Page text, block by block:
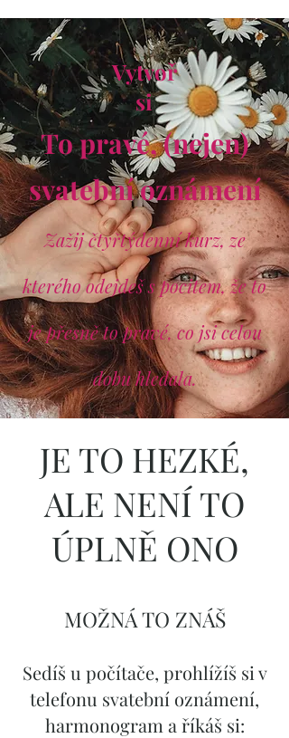
Vytvoř
si
To pravé, (nejen)
svatební oznámení
Zažij čtyřtýdenní kurz, ze
kterého odejdeš s pocitem, že to
je přesně to pravé, co jsi celou
dobu hledala.
JE TO HEZKÉ,
ALE NENÍ TO
ÚPLNĚ ONO
MOŽNÁ TO ZNÁŠ
Sedíš u počítače, prohlížíš si v
telefonu svatební oznámení,
harmonogram a říkáš si: